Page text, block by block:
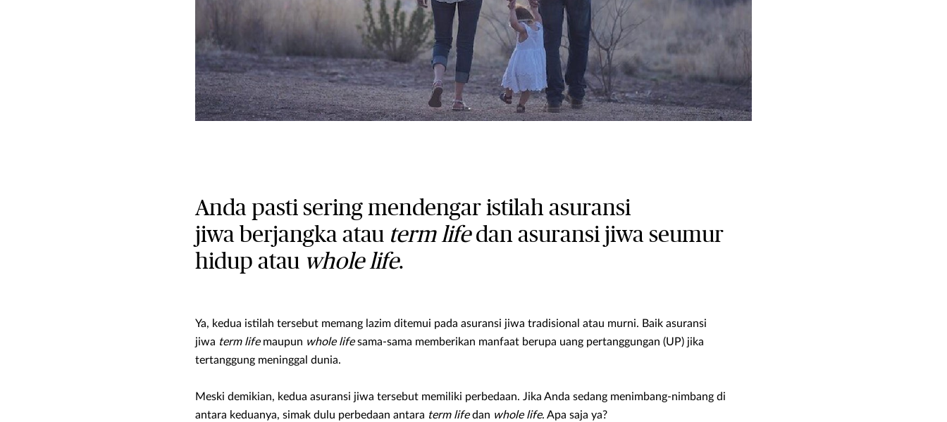
Anda pasti sering mendengar istilah asuransi
jiwa berjangka atau term lifedan asuransi jiwa seumur
hidup atau whole life.
Ya, kedua istilah tersebut memang lazim ditemui pada asuransi jiwa tradisional atau murni. Baik asuransi
jiwa term lifemaupun whole lifesama-sama memberikan manfaat berupa uang pertanggungan (UP) jika
tertanggung meninggal dunia.
Meski demikian, kedua asuransi jiwa tersebut memiliki perbedaan. Jika Anda sedang menimbang-nimbang di
antara keduanya, simak dulu perbedaan antara term lifedan whole life. Apa saja ya?